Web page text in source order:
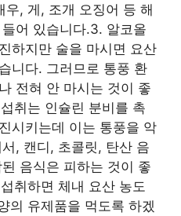
, 게, 조개 오징어 등 해
어 있습니다.3. 알코올
하지만 술을 마시면 요산
니다. 그러므로 통풍 환
전혀 안 마시는 것이 좋
취는 인슐린 분비를 촉
시키는데 이는 통풍을 악
, 캔디, 초콜릿, 탄산 음
음식은 피하는 것이 좋
취하면 체내 요산 농도
의 유제품을 먹도록 하겠